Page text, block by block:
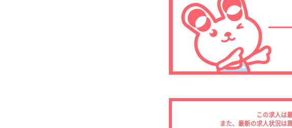
この求人は
また、最新の求人状況は